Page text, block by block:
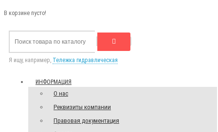
В корзине пусто!
Я ищу, например, Тележка гидравлическая
ИНФОРМАЦИЯ
О нас
Реквизиты компании
Правовая документация